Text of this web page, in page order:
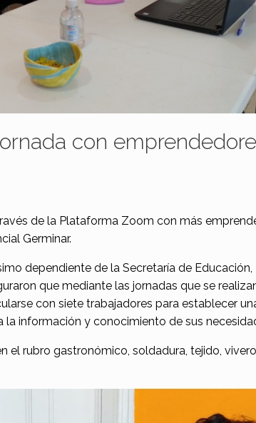
con
de la Plataforma Zoom con más
Germinar.
dependiente de la Secretaría de Educación,
que mediante las jornadas que se
con siete trabajadores para establecer
información y conocimiento de sus
el rubro gastronómico, soldadura, tejido,